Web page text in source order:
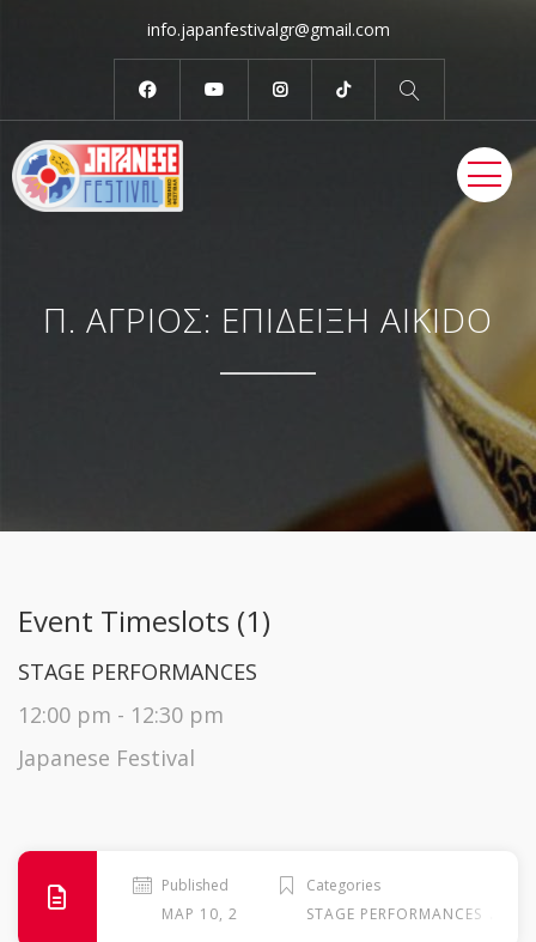
info.japanfestivalgr@gmail.com
Π. ΑΓΡΙΟΣ: ΕΠΙΔΕΙΞΗ AIKIDO
Event Timeslots (1)
STAGE PERFORMANCES
12:00 pm - 12:30 pm
Japanese Festival
Published
ΜΑΡ 10, 2026
Categories
STAGE PERFORMANCES